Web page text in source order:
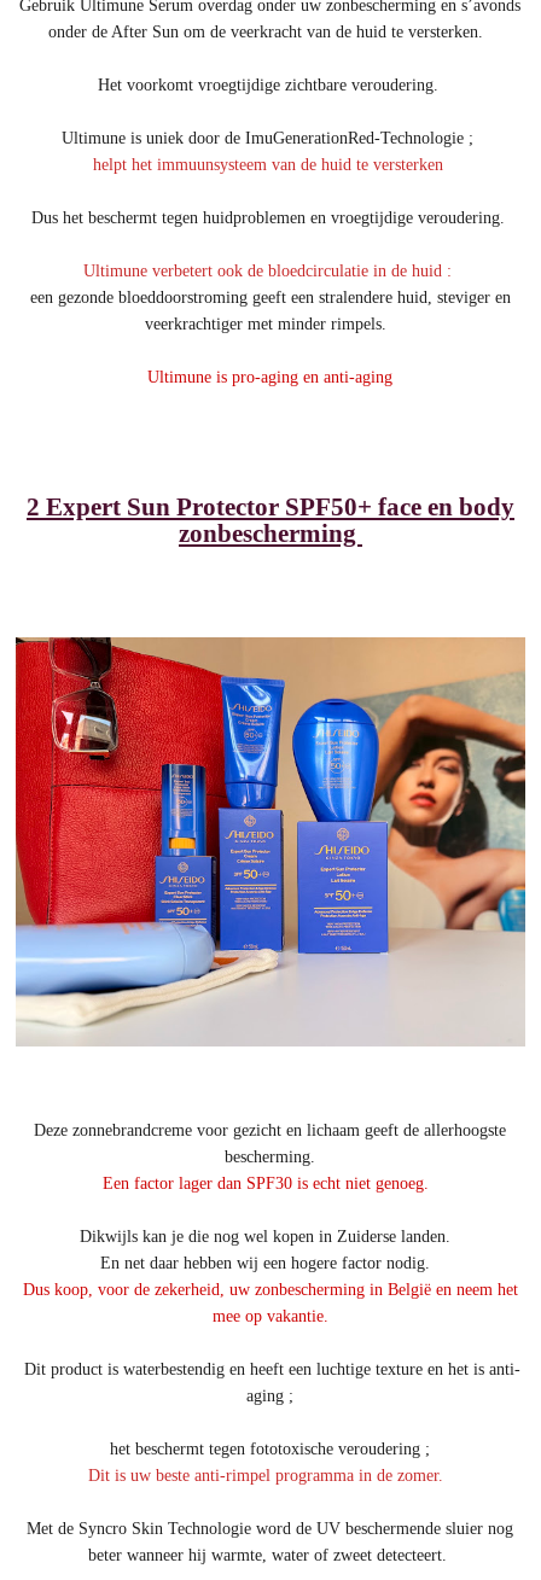
Gebruik Ultimune Serum overdag onder uw zonbescherming en s’avonds
onder de After Sun om de veerkracht van de huid te versterken.
Het voorkomt vroegtijdige zichtbare veroudering.
Ultimune is uniek door de ImuGenerationRed-Technologie ;
helpt het immuunsysteem van de huid te versterken
Dus het beschermt tegen huidproblemen en vroegtijdige veroudering.
Ultimune verbetert ook de bloedcirculatie in de huid :
een gezonde bloeddoorstroming geeft een stralendere huid, steviger en
veerkrachtiger met minder rimpels.
Ultimune is pro-aging en anti-aging
2 Expert Sun Protector SPF50+ face en body
zonbescherming
Deze zonnebrandcreme voor gezicht en lichaam geeft de allerhoogste
bescherming.
Een factor lager dan SPF30 is echt niet genoeg.
Dikwijls kan je die nog wel kopen in Zuiderse landen.
En net daar hebben wij een hogere factor nodig.
Dus koop, voor de zekerheid, uw zonbescherming in België en neem het
mee op vakantie.
Dit product is waterbestendig en heeft een luchtige texture en het is anti-
aging ;
het beschermt tegen fototoxische veroudering ;
Dit is uw beste anti-rimpel programma in de zomer.
Met de Syncro Skin Technologie word de UV beschermende sluier nog
beter wanneer hij warmte, water of zweet detecteert.